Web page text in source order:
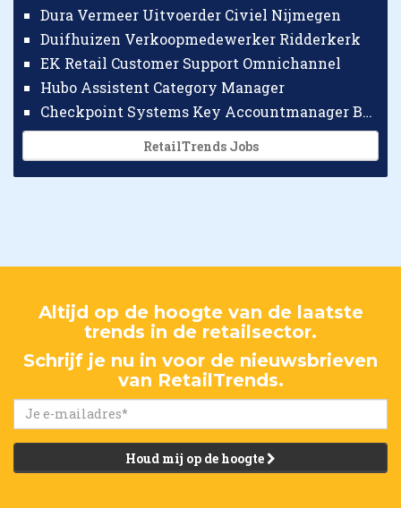
Dura Vermeer Uitvoerder Civiel Nijmegen
Duifhuizen Verkoopmedewerker Ridderkerk
EK Retail Customer Support Omnichannel
Hubo Assistent Category Manager
Checkpoint Systems Key Accountmanager Benelux
RetailTrends Jobs
Altijd op de hoogte van de laatste
trends in de retailsector.
Schrijf je nu in voor de nieuwsbrieven
van RetailTrends.
Houd mij op de hoogte